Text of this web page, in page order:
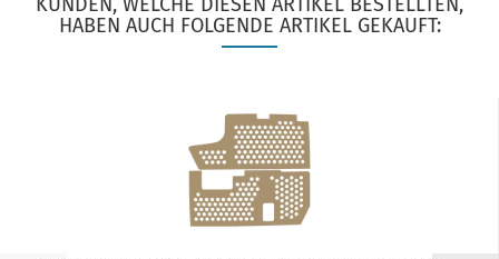
HABEN AUCH FOLGENDE ARTIKEL GEKAUFT: